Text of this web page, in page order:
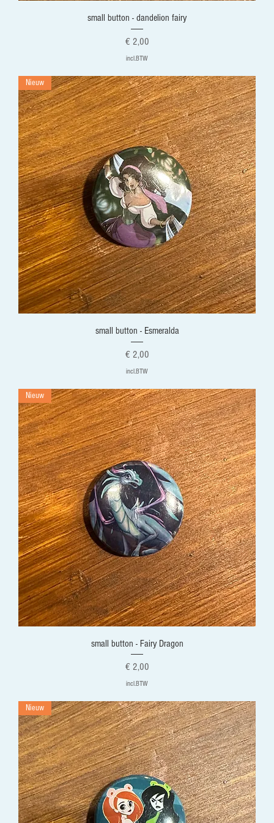
small button - dandelion fairy
Prijs
€ 2,00
incl.BTW
Nieuw
small button - Esmeralda
Prijs
€ 2,00
incl.BTW
Nieuw
small button - Fairy Dragon
Prijs
€ 2,00
incl.BTW
Nieuw